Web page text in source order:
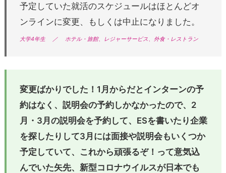
予定していた就活のスケジュールはほとんどオ
ンラインに変更、もしくは中止になりました。
大学4年生 ／ ホテル・旅館、レジャーサービス、外食・レストラン
変更ばかりでした！ 1 月からだとインターンの予
約はなく、説明会の予約しかなかったので、 2
月・ 3 月の説明会を予約して、 ESを書いたり企業
を探したりして3 月には面接や説明会もいくつか
予定していて、これから頑張るぞ！って意気込
んでいた矢先、新型コロナウイルスが日本でも